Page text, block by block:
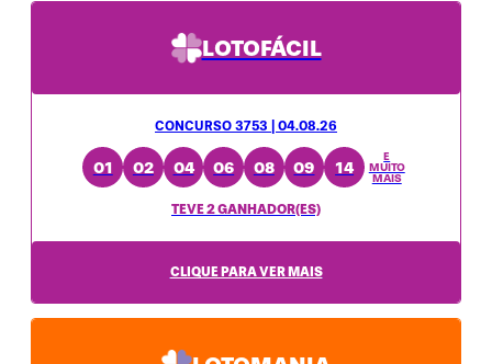
LOTOFÁCIL
CONCURSO 3753 | 04.08.26
01 02 04 06 08 09 14
E
MUITO
MAIS
TEVE 2 GANHADOR(ES)
CLIQUE PARA VER MAIS